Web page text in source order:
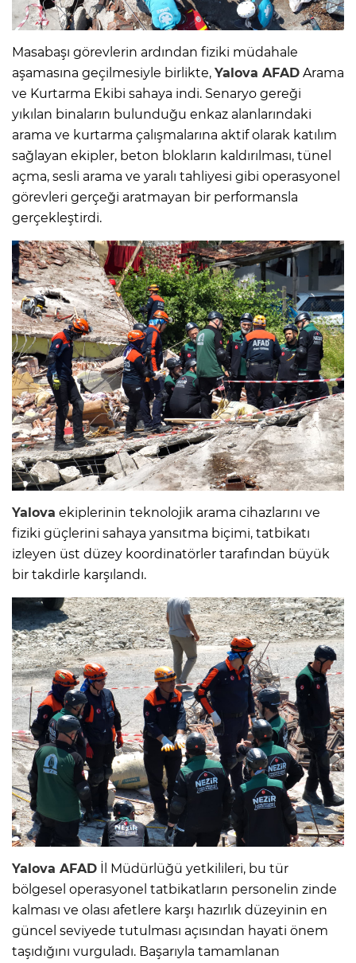
Masabaşı görevlerin ardından fiziki müdahale
aşamasına geçilmesiyle birlikte, Yalova AFAD Arama
ve Kurtarma Ekibi sahaya indi. Senaryo gereği
yıkılan binaların bulunduğu enkaz alanlarındaki
arama ve kurtarma çalışmalarına aktif olarak katılım
sağlayan ekipler, beton blokların kaldırılması, tünel
açma, sesli arama ve yaralı tahliyesi gibi operasyonel
görevleri gerçeği aratmayan bir performansla
gerçekleştirdi.
Yalova ekiplerinin teknolojik arama cihazlarını ve
fiziki güçlerini sahaya yansıtma biçimi, tatbikatı
izleyen üst düzey koordinatörler tarafından büyük
bir takdirle karşılandı.
Yalova AFAD İl Müdürlüğü yetkilileri, bu tür
bölgesel operasyonel tatbikatların personelin zinde
kalması ve olası afetlere karşı hazırlık düzeyinin en
güncel seviyede tutulması açısından hayati önem
taşıdığını vurguladı. Başarıyla tamamlanan